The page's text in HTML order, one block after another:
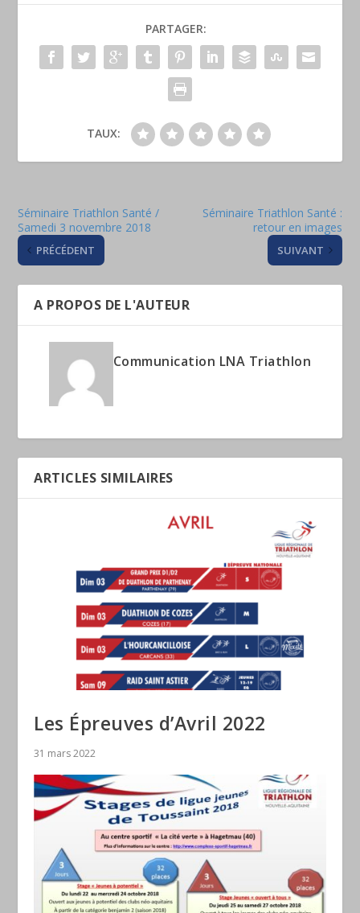
PARTAGER:
TAUX:
Séminaire Triathlon Santé /
Samedi 3 novembre 2018
PRÉCÉDENT
Séminaire Triathlon Santé :
retour en images
SUIVANT
A PROPOS DE L'AUTEUR
Communication LNA Triathlon
ARTICLES SIMILAIRES
Les Épreuves d’Avril 2022
31 mars 2022